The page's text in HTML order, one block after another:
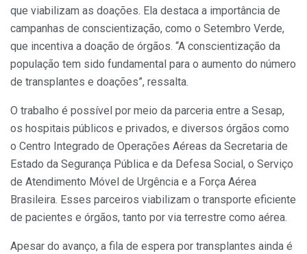
que viabilizam as doações. Ela destaca a importância de
campanhas de conscientização, como o Setembro Verde,
que incentiva a doação de órgãos. “A conscientização da
população tem sido fundamental para o aumento do número
de transplantes e doações”, ressalta.
O trabalho é possível por meio da parceria entre a Sesap,
os hospitais públicos e privados, e diversos órgãos como
o Centro Integrado de Operações Aéreas da Secretaria de
Estado da Segurança Pública e da Defesa Social, o Serviço
de Atendimento Móvel de Urgência e a Força Aérea
Brasileira. Esses parceiros viabilizam o transporte eficiente
de pacientes e órgãos, tanto por via terrestre como aérea.
Apesar do avanço, a fila de espera por transplantes ainda é